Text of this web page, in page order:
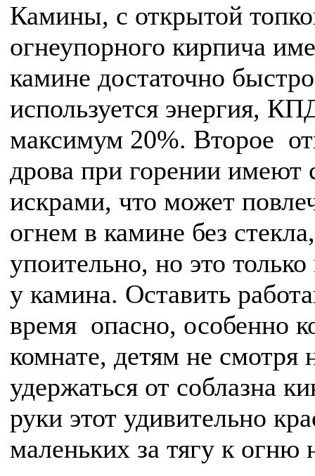
Камины, с открытой
огнеупорного кирпича
камине достаточно
используется энергия,
максимум 20%. Второе
дрова при горении имеют
искрами, что может
огнем в камине без
упоительно, но это
у камина. Оставить
время опасно, особенно
комнате, детям не смотря
удержаться от соблазна
руки этот удивительно
маленьких за тягу к огню